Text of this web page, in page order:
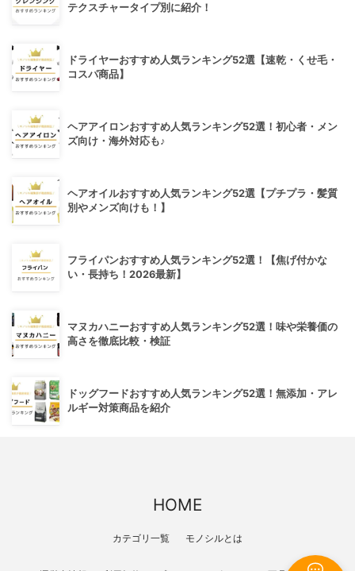
テクスチャータイプ別に紹介！
ドライヤーおすすめ人気ランキング52選【速乾・くせ毛・
コスパ商品】
ヘアアイロンおすすめ人気ランキング52選！初心者・メン
ズ向け・海外対応も♪
ヘアオイルおすすめ人気ランキング52選【プチプラ・髪質
別やメンズ向けも！】
フライパンおすすめ人気ランキング52選！【焦げ付かな
い・長持ち！2026最新】
マヌカハニーおすすめ人気ランキング52選！味や栄養価の
高さを徹底比較・検証
ドッグフードおすすめ人気ランキング52選！無添加・アレ
ルギー対策商品を紹介
HOME
カテゴリ一覧 モノシルとは